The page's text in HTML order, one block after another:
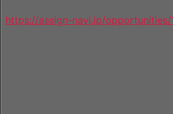
https://assign-navi.jp/